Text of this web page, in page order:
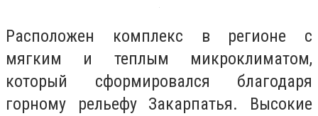
Расположен комплекс в регионе с
мягким и теплым микроклиматом,
который сформировался благодаря
горному рельефу Закарпатья. Высокие